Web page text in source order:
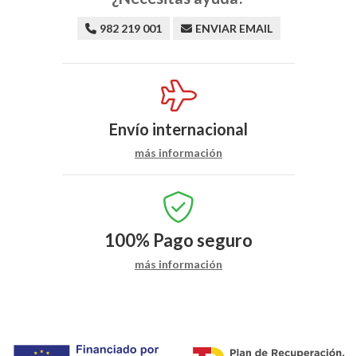
982 219 001 ENVIAR EMAIL
Envío internacional
más información
100% Pago seguro
más información